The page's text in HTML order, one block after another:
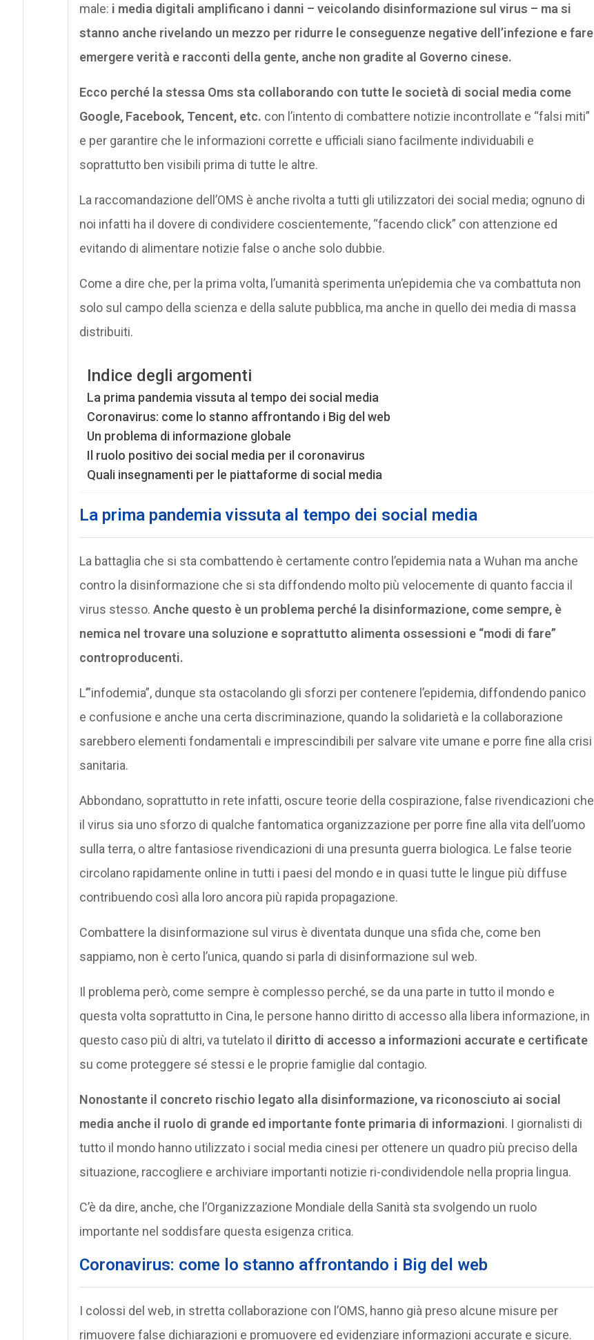
male: i media digitali amplificano i danni – veicolando disinformazione sul virus – ma si
stanno anche rivelando un mezzo per ridurre le conseguenze negative dell’infezione e fare
emergere verità e racconti della gente, anche non gradite al Governo cinese.
Ecco perché la stessa Oms sta collaborando con tutte le società di social media come
Google, Facebook, Tencent, etc. con l’intento di combattere notizie incontrollate e “falsi miti”
e per garantire che le informazioni corrette e ufficiali siano facilmente individuabili e
soprattutto ben visibili prima di tutte le altre.
La raccomandazione dell’OMS è anche rivolta a tutti gli utilizzatori dei social media; ognuno di
noi infatti ha il dovere di condividere coscientemente, “facendo click” con attenzione ed
evitando di alimentare notizie false o anche solo dubbie.
Come a dire che, per la prima volta, l’umanità sperimenta un’epidemia che va combattuta non
solo sul campo della scienza e della salute pubblica, ma anche in quello dei media di massa
distribuiti.
Indice degli argomenti
La prima pandemia vissuta al tempo dei social media
Coronavirus: come lo stanno affrontando i Big del web
Un problema di informazione globale
Il ruolo positivo dei social media per il coronavirus
Quali insegnamenti per le piattaforme di social media
La prima pandemia vissuta al tempo dei social media
La battaglia che si sta combattendo è certamente contro l’epidemia nata a Wuhan ma anche
contro la disinformazione che si sta diffondendo molto più velocemente di quanto faccia il
virus stesso. Anche questo è un problema perché la disinformazione, come sempre, è
nemica nel trovare una soluzione e soprattutto alimenta ossessioni e “modi di fare”
controproducenti.
L’”infodemia”, dunque sta ostacolando gli sforzi per contenere l’epidemia, diffondendo panico
e confusione e anche una certa discriminazione, quando la solidarietà e la collaborazione
sarebbero elementi fondamentali e imprescindibili per salvare vite umane e porre fine alla crisi
sanitaria.
Abbondano, soprattutto in rete infatti, oscure teorie della cospirazione, false rivendicazioni che
il virus sia uno sforzo di qualche fantomatica organizzazione per porre fine alla vita dell’uomo
sulla terra, o altre fantasiose rivendicazioni di una presunta guerra biologica. Le false teorie
circolano rapidamente online in tutti i paesi del mondo e in quasi tutte le lingue più diffuse
contribuendo così alla loro ancora più rapida propagazione.
Combattere la disinformazione sul virus è diventata dunque una sfida che, come ben
sappiamo, non è certo l’unica, quando si parla di disinformazione sul web.
Il problema però, come sempre è complesso perché, se da una parte in tutto il mondo e
questa volta soprattutto in Cina, le persone hanno diritto di accesso alla libera informazione, in
questo caso più di altri, va tutelato il diritto di accesso a informazioni accurate e certificate
su come proteggere sé stessi e le proprie famiglie dal contagio.
Nonostante il concreto rischio legato alla disinformazione, va riconosciuto ai social
media anche il ruolo di grande ed importante fonte primaria di informazioni. I giornalisti di
tutto il mondo hanno utilizzato i social media cinesi per ottenere un quadro più preciso della
situazione, raccogliere e archiviare importanti notizie ri-condividendole nella propria lingua.
C’è da dire, anche, che l’Organizzazione Mondiale della Sanità sta svolgendo un ruolo
importante nel soddisfare questa esigenza critica.
Coronavirus: come lo stanno affrontando i Big del web
I colossi del web, in stretta collaborazione con l’OMS, hanno già preso alcune misure per
rimuovere false dichiarazioni e promuovere ed evidenziare informazioni accurate e sicure.